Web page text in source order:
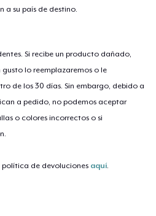
a su país de destino.
Si recibe un producto dañado,
lo reemplazaremos o le
de los 30 días. Sin embargo, debido a
a pedido, no podemos aceptar
o colores incorrectos o si
política de devoluciones aquí.